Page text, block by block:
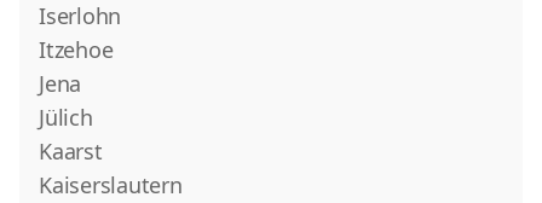
Iserlohn
Itzehoe
Jena
Jülich
Kaarst
Kaiserslautern